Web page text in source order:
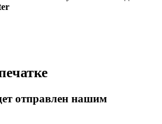
отправлен нашим